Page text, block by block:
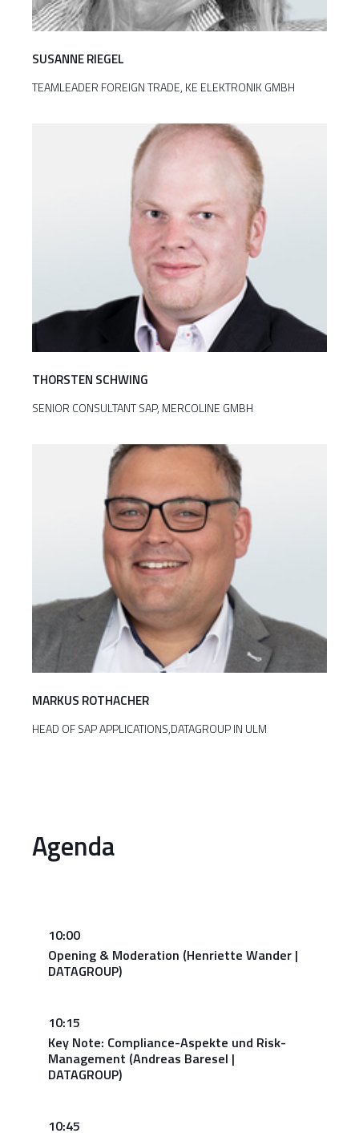
SUSANNE RIEGEL
TEAMLEADER FOREIGN TRADE, KE ELEKTRONIK GMBH
THORSTEN SCHWING
SENIOR CONSULTANT SAP, MERCOLINE GMBH
MARKUS ROTHACHER
HEAD OF SAP APPLICATIONS,DATAGROUP IN ULM
Agenda
10:00
Opening & Moderation (Henriette Wander |
DATAGROUP)
10:15
Key Note: Compliance-Aspekte und Risk-
Management (Andreas Baresel |
DATAGROUP)
10:45